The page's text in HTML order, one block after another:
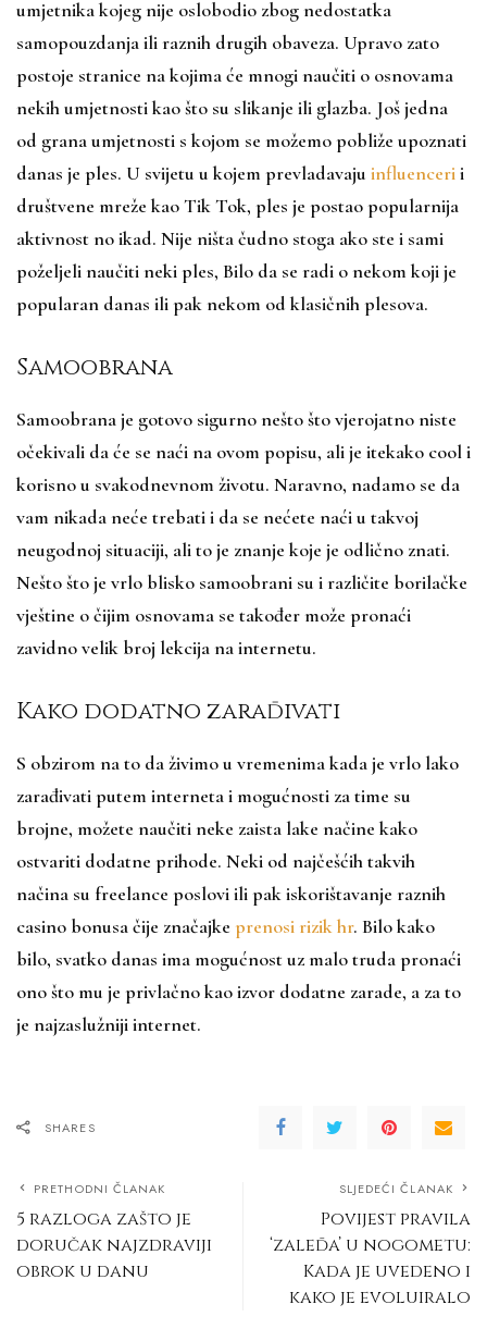
umjetnika kojeg nije oslobodio zbog nedostatka
samopouzdanja ili raznih drugih obaveza. Upravo zato
postoje stranice na kojima će mnogi naučiti o osnovama
nekih umjetnosti kao što su slikanje ili glazba. Još jedna
od grana umjetnosti s kojom se možemo pobliže upoznati
danas je ples. U svijetu u kojem prevladavaju influencerii
društvene mreže kao Tik Tok, ples je postao popularnija
aktivnost no ikad. Nije ništa čudno stoga ako ste i sami
poželjeli naučiti neki ples, Bilo da se radi o nekom koji je
popularan danas ili pak nekom od klasičnih plesova.
Samoobrana
Samoobrana je gotovo sigurno nešto što vjerojatno niste
očekivali da će se naći na ovom popisu, ali je itekako cool i
korisno u svakodnevnom životu. Naravno, nadamo se da
vam nikada neće trebati i da se nećete naći u takvoj
neugodnoj situaciji, ali to je znanje koje je odlično znati.
Nešto što je vrlo blisko samoobrani su i različite borilačke
vještine o čijim osnovama se također može pronaći
zavidno velik broj lekcija na internetu.
Kako dodatno zarađivati
S obzirom na to da živimo u vremenima kada je vrlo lako
zarađivati putem interneta i mogućnosti za time su
brojne, možete naučiti neke zaista lake načine kako
ostvariti dodatne prihode. Neki od najčešćih takvih
načina su freelance poslovi ili pak iskorištavanje raznih
casino bonusa čije značajke prenosi rizik hr. Bilo kako
bilo, svatko danas ima mogućnost uz malo truda pronaći
ono što mu je privlačno kao izvor dodatne zarade, a za to
je najzaslužniji internet.
SHARES
PRETHODNI ČLANAK
5 razloga zašto je
doručak najzdraviji
obrok u danu
SLJEDEĆI ČLANAK
Povijest pravila
‘zaleđa’ u nogometu:
Kada je uvedeno i
kako je evoluiralo